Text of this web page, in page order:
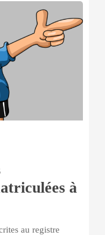
à
au registre